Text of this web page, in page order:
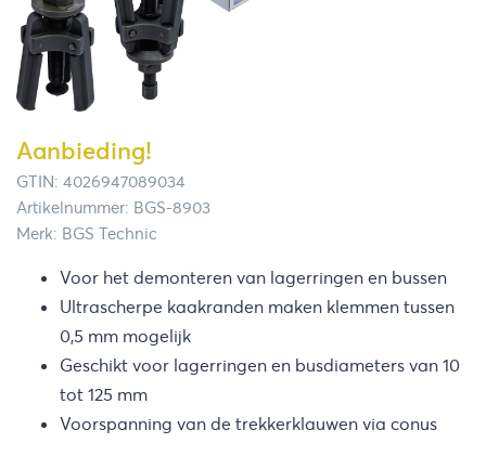
Aanbieding!
GTIN: 4026947089034
Artikelnummer: BGS-8903
Merk: BGS Technic
Voor het demonteren van lagerringen en bussen
Ultrascherpe kaakranden maken klemmen tussen
0,5 mm mogelijk
Geschikt voor lagerringen en busdiameters van 10
tot 125 mm
Voorspanning van de trekkerklauwen via conus